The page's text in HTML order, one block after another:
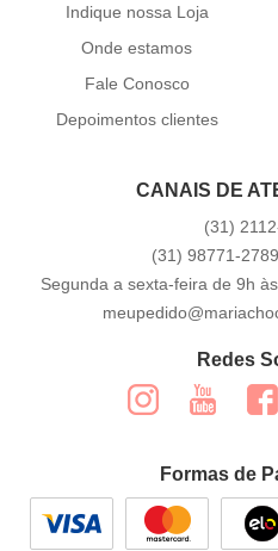
Indique nossa Loja
Onde estamos
Fale Conosco
Depoimentos clientes
CANAIS DE
(31)
(31) 98771-2789
Segunda a sexta-feira de 9h
Redes
Formas de